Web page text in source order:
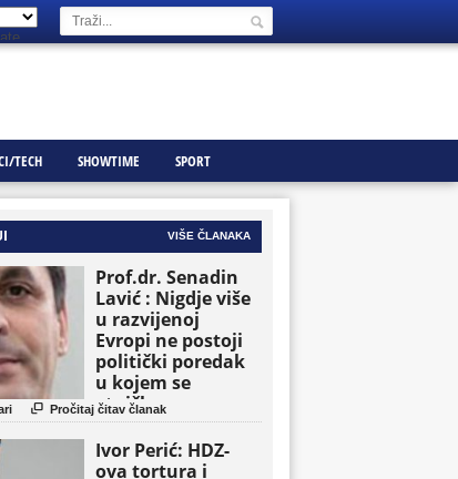
TECH SHOWTIME SPORT
VIŠE ČLANAKA
Prof.dr. Senadin
Lavić : Nigdje više
u razvijenoj
Evropi ne postoji
politički poredak
u kojem se
etničke grupe
pojavljuju kao
osnovne političke
jedinice
 Pročitaj čitav članak
Ivor Perić: HDZ-
ova tortura i